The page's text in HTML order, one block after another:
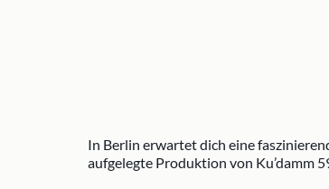
In Berlin erwartet dich eine
aufgelegte Produktion von Ku’damm